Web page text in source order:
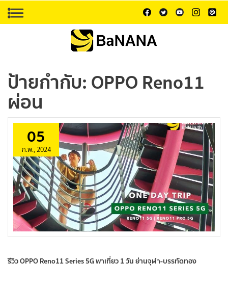
ป้ายกำกับ:OPPO Reno11
ผ่อน
05
ก.พ., 2024
รีวิว OPPO Reno11 Series 5G พาเที่ยว 1 วัน ย่านจุฬา-บรรทัดทอง